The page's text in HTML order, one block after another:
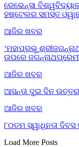
ରେଭେନ୍ସା
ହଷ୍ଟେଲର ସମସ୍ତ
ଆଜିର ଖବର
‘ମହାପ୍ରଭୁ
ଉପରେ
ଆଜିର ଖବର
ଆସନ୍ତା ଦୁଇ ଦିନ
ଆଜିର ଖବର
୮୦ତମ ସ୍ୱାଧିନତା
Load More Posts